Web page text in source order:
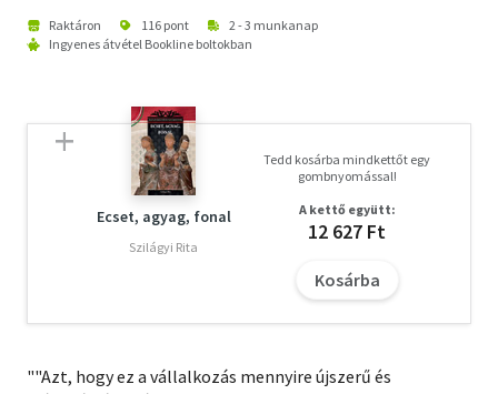
Raktáron 116 pont
2 - 3 munkanap
Ingyenes átvétel Bookline boltokban
Ecset, agyag, fonal
Szilágyi Rita
Tedd kosárba mindkettőt egy
gombnyomással!
A kettő együtt:
12 627 Ft
Kosárba
""Azt, hogy ez a vállalkozás mennyire újszerű és